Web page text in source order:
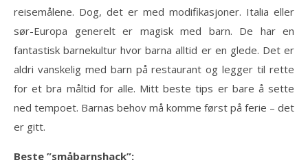
reisemålene. Dog, det er med modifikasjoner. Italia eller
sør-Europa generelt er magisk med barn. De har en
fantastisk barnekultur hvor barna alltid er en glede. Det er
aldri vanskelig med barn på restaurant og legger til rette
for et bra måltid for alle. Mitt beste tips er bare å sette
ned tempoet. Barnas behov må komme først på ferie – det
er gitt.
Beste ”småbarnshack”: